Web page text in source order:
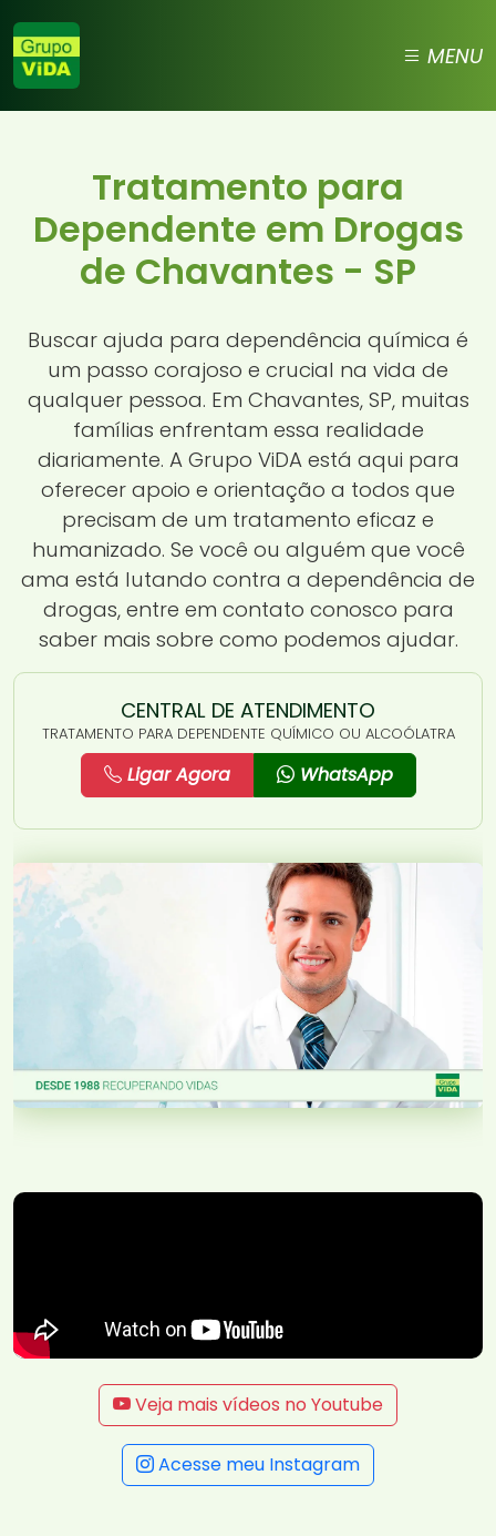
MENU
Tratamento para
Dependente em Drogas
de Chavantes - SP
Buscar ajuda para dependência química é
um passo corajoso e crucial na vida de
qualquer pessoa. Em Chavantes, SP, muitas
famílias enfrentam essa realidade
diariamente. A Grupo ViDA está aqui para
oferecer apoio e orientação a todos que
precisam de um tratamento eficaz e
humanizado. Se você ou alguém que você
ama está lutando contra a dependência de
drogas, entre em contato conosco para
saber mais sobre como podemos ajudar.
CENTRAL DE ATENDIMENTO
TRATAMENTO PARA DEPENDENTE QUÍMICO OU ALCOÓLATRA
Ligar Agora WhatsApp
Veja mais vídeos no Youtube
Acesse meu Instagram